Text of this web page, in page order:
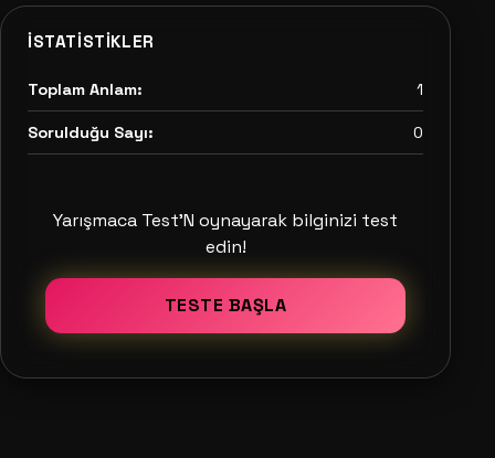
İSTATISTIKLER
Toplam Anlam: 1
Sorulduğu Sayı: 0
Yarışmaca Test'N oynayarak bilginizi test
edin!
TESTE BAŞLA